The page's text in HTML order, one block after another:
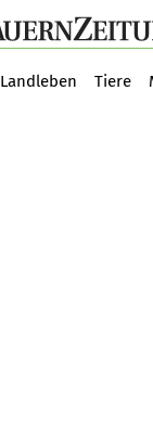
Landleben Tiere